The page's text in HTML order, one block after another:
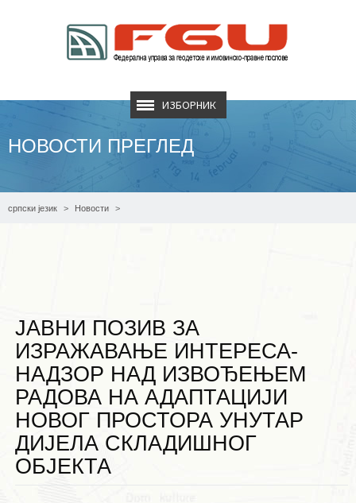
ИЗБОРНИК
НОВОСТИ ПРЕГЛЕД
српски језик Новости
ЈАВНИ ПОЗИВ ЗА
ИЗРАЖАВАЊЕ ИНТЕРЕСА-
НАДЗОР НАД ИЗВОЂЕЊЕМ
РАДОВА НА АДАПТАЦИЈИ
НОВОГ ПРОСТОРА УНУТАР
ДИЈЕЛА СКЛАДИШНОГ
ОБЈЕКТА